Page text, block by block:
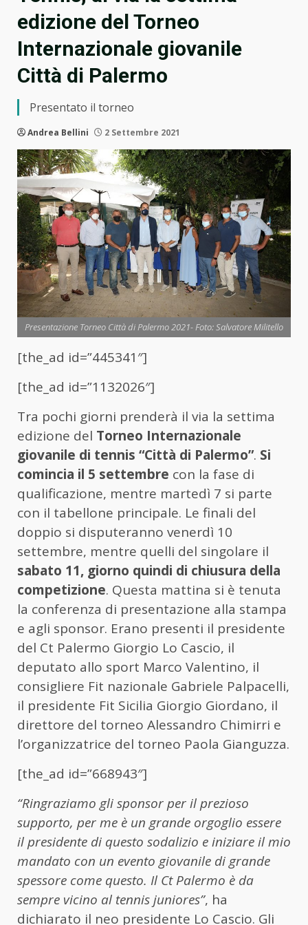
edizione del Torneo
Internazionale giovanile
Città di Palermo
Presentato il torneo
Andrea Bellini 2 Settembre 2021
Presentazione Torneo Città di Palermo 2021- Foto: Salvatore Militello
[the_ad id=”445341″]
[the_ad id=”1132026″]
Tra pochi giorni prenderà il via la settima
edizione del Torneo Internazionale
giovanile di tennis “Città di Palermo”. Si
comincia il 5 settembre con la fase di
qualificazione, mentre martedì 7 si parte
con il tabellone principale. Le finali del
doppio si disputeranno venerdì 10
settembre, mentre quelli del singolare il
sabato 11, giorno quindi di chiusura della
competizione. Questa mattina si è tenuta
la conferenza di presentazione alla stampa
e agli sponsor. Erano presenti il presidente
del Ct Palermo Giorgio Lo Cascio, il
deputato allo sport Marco Valentino, il
consigliere Fit nazionale Gabriele Palpacelli,
il presidente Fit Sicilia Giorgio Giordano, il
direttore del torneo Alessandro Chimirri e
l’organizzatrice del torneo Paola Gianguzza.
[the_ad id=”668943″]
“Ringraziamo gli sponsor per il prezioso
supporto, per me è un grande orgoglio essere
il presidente di questo sodalizio e iniziare il mio
mandato con un evento giovanile di grande
spessore come questo. Il Ct Palermo è da
sempre vicino al tennis juniores”, ha
dichiarato il neo presidente Lo Cascio. Gli